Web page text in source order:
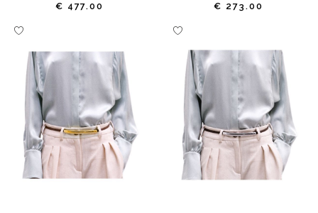
€ 477.00
€ 273.00